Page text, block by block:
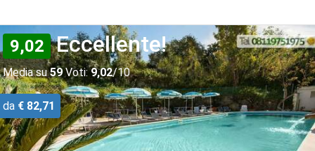
9,02 Eccellente!
Media su59Voti: 9,02/10
da € 82,71